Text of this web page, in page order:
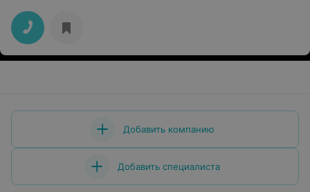
Добавить компанию
Добавить специалиста